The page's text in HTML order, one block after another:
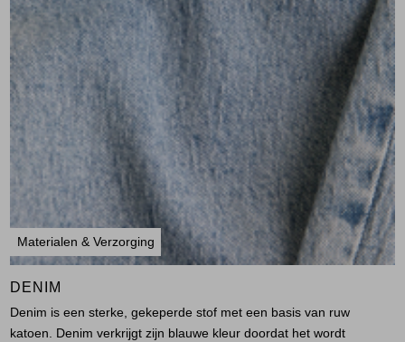
Materialen & Verzorging
DENIM
Denim is een sterke, gekeperde stof met een basis van ruw
katoen. Denim verkrijgt zijn blauwe kleur doordat het wordt